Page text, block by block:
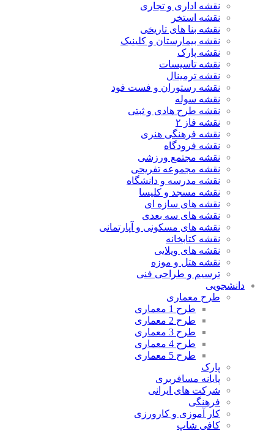
نقشه اداری و تجاری
نقشه استخر
نقشه بنا های تاریخی
نقشه بیمارستان و کلینیک
نقشه پارک
نقشه تاسیسات
نقشه ترمینال
نقشه رستوران و فست فود
نقشه سوله
نقشه طرح هادی و ثبتی
نقشه فاز ۲
نقشه فرهنگی هنری
نقشه فرودگاه
نقشه مجتمع ورزشی
نقشه مجموعه تفریحی
نقشه مدرسه و دانشگاه
نقشه مسجد و کلیسا
نقشه های سازه ای
نقشه های سه بعدی
نقشه های مسکونی و آپارتمانی
نقشه کتابخانه
نقشه های ویلایی
نقشه هتل و موزه
ترسیم و طراحی فنی
دانشجویی
طرح معماری
طرح 1 معماری
طرح 2 معماری
طرح 3 معماری
طرح 4 معماری
طرح 5 معماری
پارک
پایانه مسافربری
شرکت های ایرانی
فرهنگی
کار آموزی و کارورزی
کافی شاپ